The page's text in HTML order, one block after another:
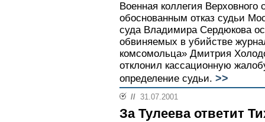
Военная коллегия
обоснованным отказ судьи
суда Владимира Сердюкова
обвиняемых в убийстве
комсомольца» Дмитрия
отклонил кассационную
определение судьи. >>
// 31.07.2001
За Тулеева ответит